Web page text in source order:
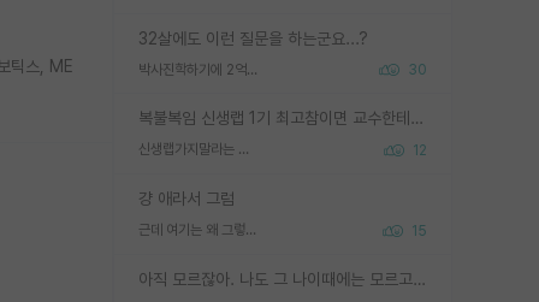
32살에도 이런 질문을 하는군요...?
박사진학하기에 2억은 괜찮은 (?) 정도의 경제력인가요 30
복불복임 신생랩 1기 최고참이면 교수한테 직접 지도받는 시간이 매우 많음 제대로 된 교수라면 말이지 그게 아니라면 그냥 넌 해방 불가능한 노예 1호에 감점쓰레기통이 되는거고
신생랩가지말라는 이유가 있었구나 12
걍 애라서 그럼
근데 여기는 왜 그렇게 SPK를 물어보는거임? 15
아직 모르잖아. 나도 그 나이때에는 모르고 평가 받고 안심하고 싶었어.
틱스, ME